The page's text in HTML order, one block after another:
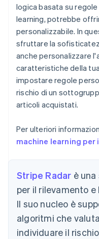
logica basata su
learning, potrebbe
personalizzabile. In
sfruttare la
anche personalizzare
caratteristiche della
impostare regole
rischio di un
articoli acquistati.
Per ulteriori
machine learning
Stripe Radar è
per il rilevamento
Il suo nucleo è
algoritmi che
individuare il